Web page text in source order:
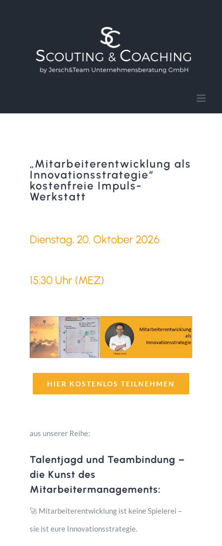
„Mitarbeiterentwicklung als
Innovationsstrategie“
kostenfreie Impuls-
Werkstatt
Dienstag, 20. Oktober 2026
15:30 Uhr (MEZ)
HIER KOSTENLOS TEILNEHMEN
aus unserer Reihe:
Talentjagd und Teambindung –
die Kunst des
Mitarbeitermanagements:
🚀 Mitarbeiterentwicklung ist keine Spielerei –
sie ist eure Innovationsstrategie.